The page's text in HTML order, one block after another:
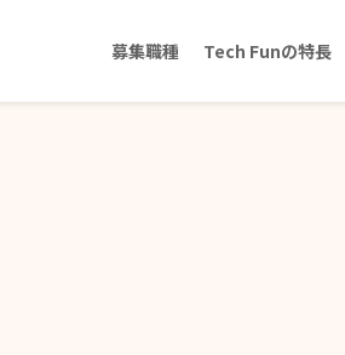
募集職種 Tech Funの特長